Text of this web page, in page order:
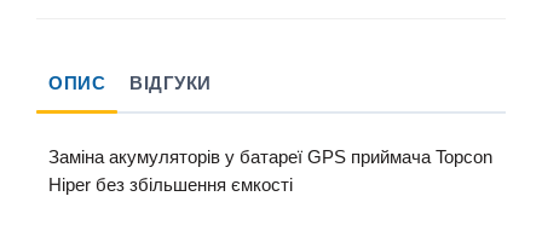
ОПИС ВІДГУКИ
Заміна акумуляторів у батареї GPS приймача Topcon
Hiper без збільшення ємкості